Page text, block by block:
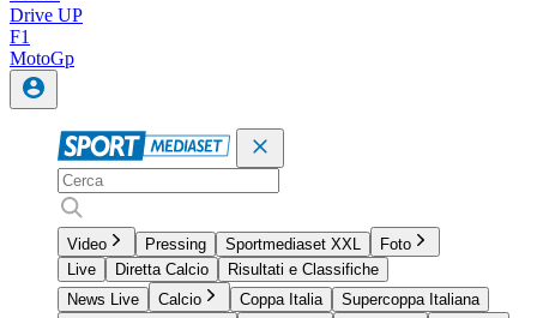
Drive UP
F1
MotoGp
Video Pressing Sportmediaset XXL
Foto
Live
Diretta Calcio
Risultati e Classifiche
News Live
Calcio Coppa Italia
Supercoppa Italiana